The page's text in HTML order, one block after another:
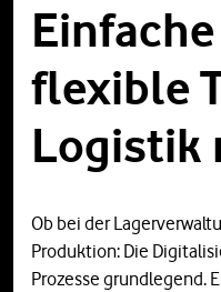
flexible
Logistik
Ob bei der
Produktion: Die
Prozesse grundlegend.